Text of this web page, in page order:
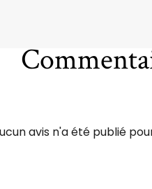
avis n'a été publié